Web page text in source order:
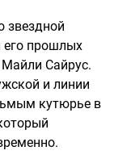
звездной
его прошлых
Майли Сайрус.
и линии
кутюрье в